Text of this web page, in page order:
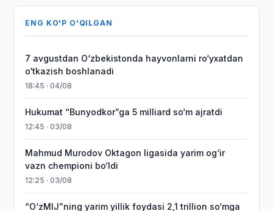
ENG KO'P O'QILGAN
7 avgustdan O‘zbekistonda hayvonlarni ro‘yxatdan
o‘tkazish boshlanadi
18:45 · 04/08
Hukumat “Bunyodkor”ga 5 milliard so‘m ajratdi
12:45 · 03/08
Mahmud Murodov Oktagon ligasida yarim og‘ir
vazn chempioni bo‘ldi
12:25 · 03/08
“O‘zMIJ”ning yarim yillik foydasi 2,1 trillion so‘mga